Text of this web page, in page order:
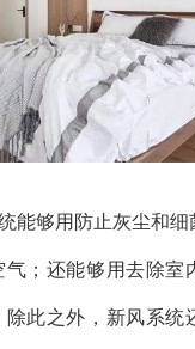
能够用防止灰尘和细
气；还能够用去除室
此之外，新风系统